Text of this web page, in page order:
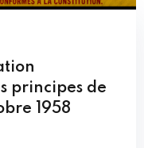
principes de
1958